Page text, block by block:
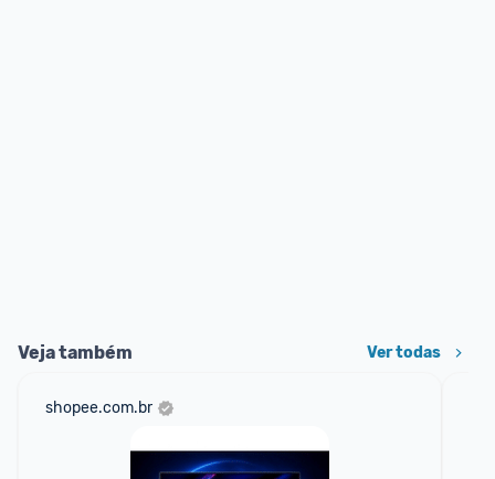
Veja também Ver todas
shopee.com.br